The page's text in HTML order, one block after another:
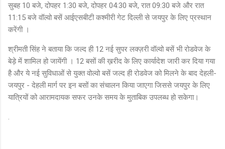
सुबह 10 बजे, दोपहर 1:30 बजे, दोपहर 04:30 बजे, रात 09:30 बजे और रात
11:15 बजे वॉल्वो बसें आईएसबीटी कश्मीरी गेट दिल्ली से जयपुर के लिए प्रस्थान
करेंगी ।
श्रीमती सिंह ने बताया कि जल्द ही 12 नई सुपर लक्ज़री वॉल्वो बसें भी रोडवेज के
बेड़े में शामिल हो जायेंगी । 12 बसों की ख़रीद के लिए कार्यादेश जारी कर दिया गया
है और ये नई सुविधाओं से युक्त वोल्वो बसें जल्द ही रोडवेज को मिलने के बाद देहली-
जयपुर - देहली मार्ग पर इन बसों का संचालन किया जाएगा जिससे जयपुर के लिए
यात्रियों को आरामदायक सफर उनके समय के मुताबिक उपलब्ध हो सकेगा।